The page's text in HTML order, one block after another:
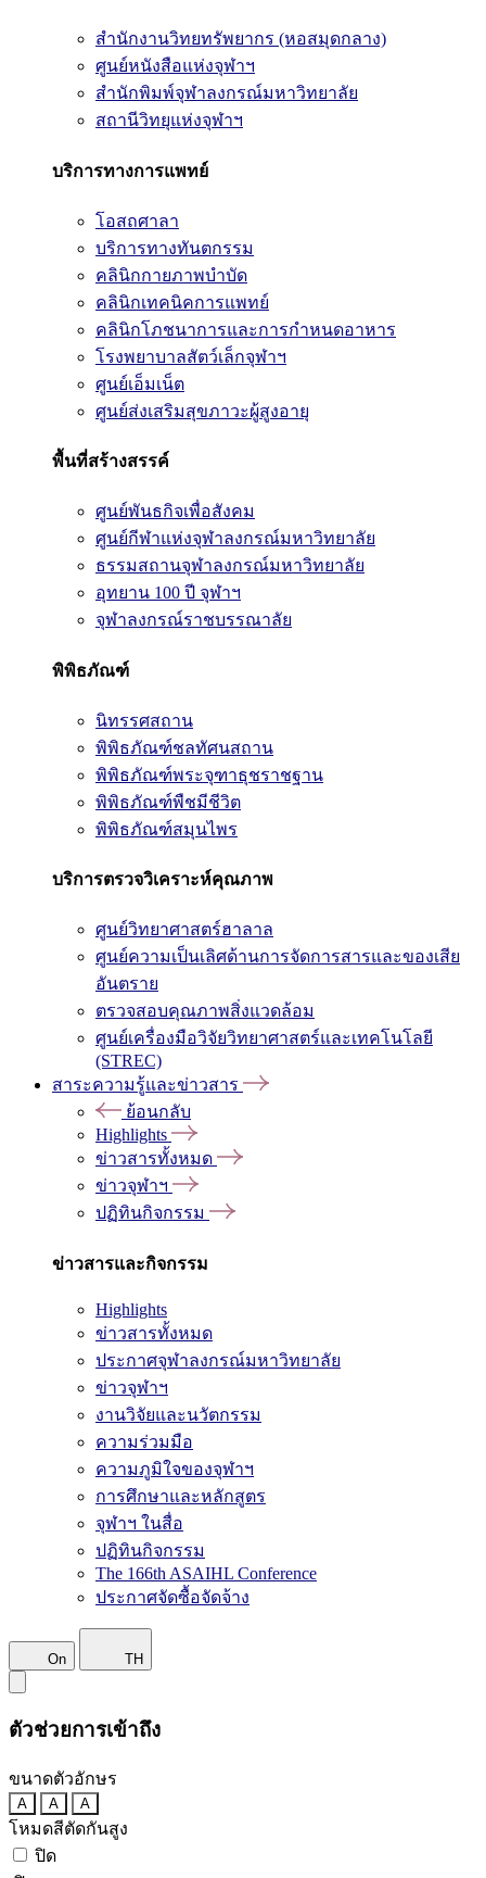
สำนักงานวิทยทรัพยากร (หอสมุดกลาง)
ศูนย์หนังสือแห่งจุฬาฯ
สำนักพิมพ์จุฬาลงกรณ์มหาวิทยาลัย
สถานีวิทยุแห่งจุฬาฯ
บริการทางการแพทย์
โอสถศาลา
บริการทางทันตกรรม
คลินิกกายภาพบำบัด
คลินิกเทคนิคการแพทย์
คลินิกโภชนาการและการกำหนดอาหาร
โรงพยาบาลสัตว์เล็กจุฬาฯ
ศูนย์เอ็มเน็ต
ศูนย์ส่งเสริมสุขภาวะผู้สูงอายุ
พื้นที่สร้างสรรค์
ศูนย์พันธกิจเพื่อสังคม
ศูนย์กีฬาแห่งจุฬาลงกรณ์มหาวิทยาลัย
ธรรมสถานจุฬาลงกรณ์มหาวิทยาลัย
อุทยาน 100 ปี จุฬาฯ
จุฬาลงกรณ์ราชบรรณาลัย
พิพิธภัณฑ์
นิทรรศสถาน
พิพิธภัณฑ์ชลทัศนสถาน
พิพิธภัณฑ์พระจุฑาธุชราชฐาน
พิพิธภัณฑ์พืชมีชีวิต
พิพิธภัณฑ์สมุนไพร
บริการตรวจวิเคราะห์คุณภาพ
ศูนย์วิทยาศาสตร์ฮาลาล
ศูนย์ความเป็นเลิศด้านการจัดการสารและของเสีย
อันตราย
ตรวจสอบคุณภาพสิ่งแวดล้อม
ศูนย์เครื่องมือวิจัยวิทยาศาสตร์และเทคโนโลยี
(STREC)
สาระความรู้และข่าวสาร
ย้อนกลับ
Highlights
ข่าวสารทั้งหมด
ข่าวจุฬาฯ
ปฏิทินกิจกรรม
ข่าวสารและกิจกรรม
Highlights
ข่าวสารทั้งหมด
ประกาศจุฬาลงกรณ์มหาวิทยาลัย
ข่าวจุฬาฯ
งานวิจัยและนวัตกรรม
ความร่วมมือ
ความภูมิใจของจุฬาฯ
การศึกษาและหลักสูตร
จุฬาฯ ในสื่อ
ปฏิทินกิจกรรม
The 166th ASAIHL Conference
ประกาศจัดซื้อจัดจ้าง
On TH
ตัวช่วยการเข้าถึง
ขนาดตัวอักษร
A A A
โหมดสีตัดกันสูง
ปิด